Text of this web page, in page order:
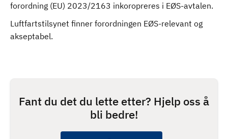
forordning (EU) 2023/2163 inkoropreres i EØS-avtalen.
Luftfartstilsynet finner forordningen EØS-relevant og
akseptabel.
Fant du det du lette etter? Hjelp oss å
bli bedre!